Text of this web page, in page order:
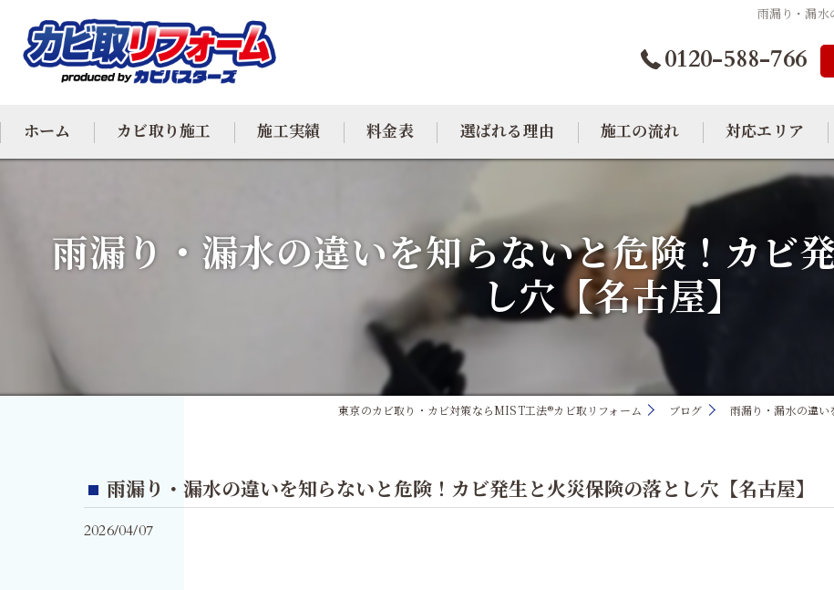
雨漏り・漏水
0120-588-766
ホーム カビ取り施工
カビ除去
施工実績 料金表 選ばれる理由 施工の流れ 対応エリア
大阪のカビ取り
東京のカビ取り
雨漏り・漏水の違いを知らないと危険！カビ
し穴【名古屋】
東京のカビ取り・カビ対策ならMIST工法®カビ取リフォーム ブログ 雨漏り・漏水の違い
雨漏り・漏水の違いを知らないと危険！カビ発生と火災保険の落とし穴【名古屋】
2026/04/07